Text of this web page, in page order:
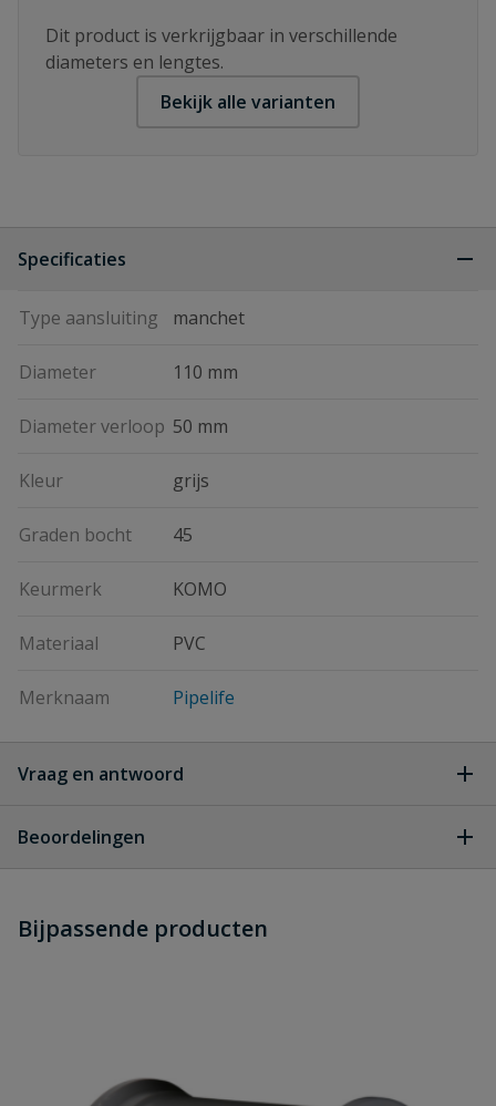
Dit product is verkrijgbaar in verschillende
diameters en lengtes.
Bekijk alle varianten
Specificaties
Type aansluiting manchet
Diameter 110 mm
Diameter verloop 50 mm
Kleur grijs
Graden bocht 45
Keurmerk KOMO
Materiaal PVC
Merknaam Pipelife
Vraag en antwoord
dit product?
Beoordelingen
Schrijf zelf een beoordeling
Bijpassende producten